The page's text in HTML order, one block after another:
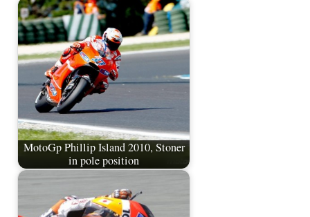
MotoGp Phillip Island 2010, Stoner
in pole position